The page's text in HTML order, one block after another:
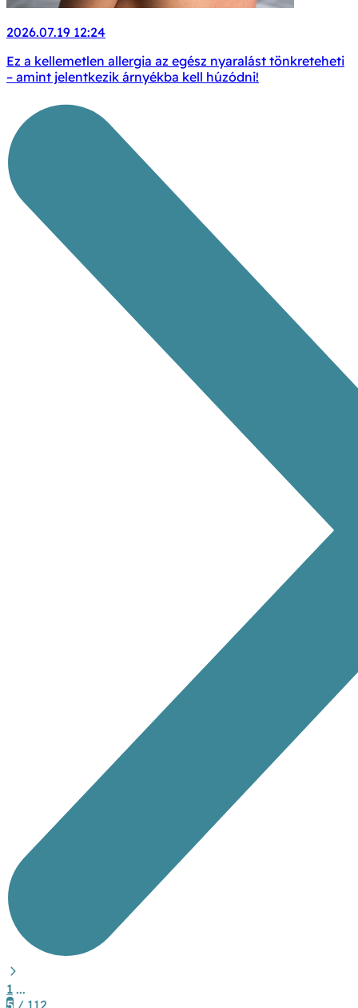
2026.07.19 12:24
Ez a kellemetlen allergia az egész nyaralást tönkreteheti
– amint jelentkezik árnyékba kell húzódni!
1 ...